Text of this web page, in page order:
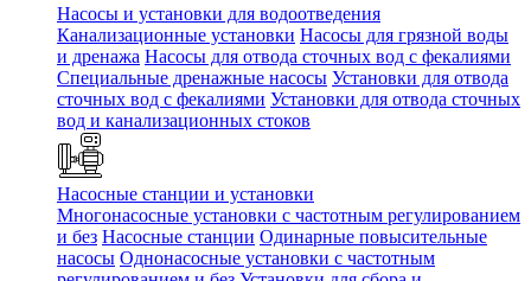
Насосы и установки для водоотведения
Канализационные установки Насосы для грязной воды
и дренажа Насосы для отвода сточных вод c фекалиями
Специальные дренажные насосы Установки для отвода
сточных вод c фекалиями Установки для отвода сточных
вод и канализационных стоков
Насосные станции и установки
Многонасосные установки с частотным регулированием
и без Насосные станции Одинарные повысительные
насосы Однонасосные установки с частотным